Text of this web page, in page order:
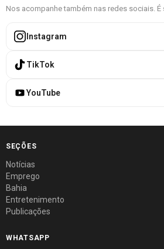
Nos acompanhe também nas redes sociais. É
Instagram
TikTok
YouTube
SEÇÕES
Notícias
Emprego
Bahia
Entretenimento
Publicações
WHATSAPP